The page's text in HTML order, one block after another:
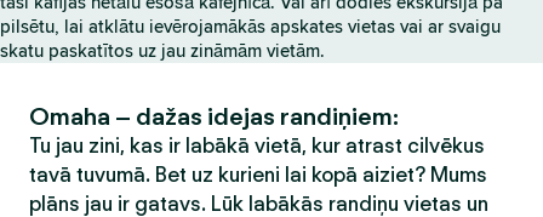
pilsētu, lai atklātu ievērojamākās apskates vietas vai ar svaigu
skatu paskatītos uz jau zināmām vietām.
Omaha – dažas idejas randiņiem:
Tu jau zini, kas ir labākā vietā, kur atrast cilvēkus
tavā tuvumā. Bet uz kurieni lai kopā aiziet? Mums
plāns jau ir gatavs. Lūk labākās randiņu vietas un